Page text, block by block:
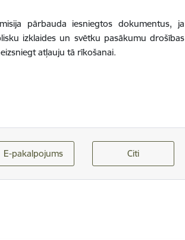
pārbauda iesniegtos dokumentus, ja
izklaides un svētku pasākumu drošības
atļauju tā rīkošanai.
E-pakalpojums Citi